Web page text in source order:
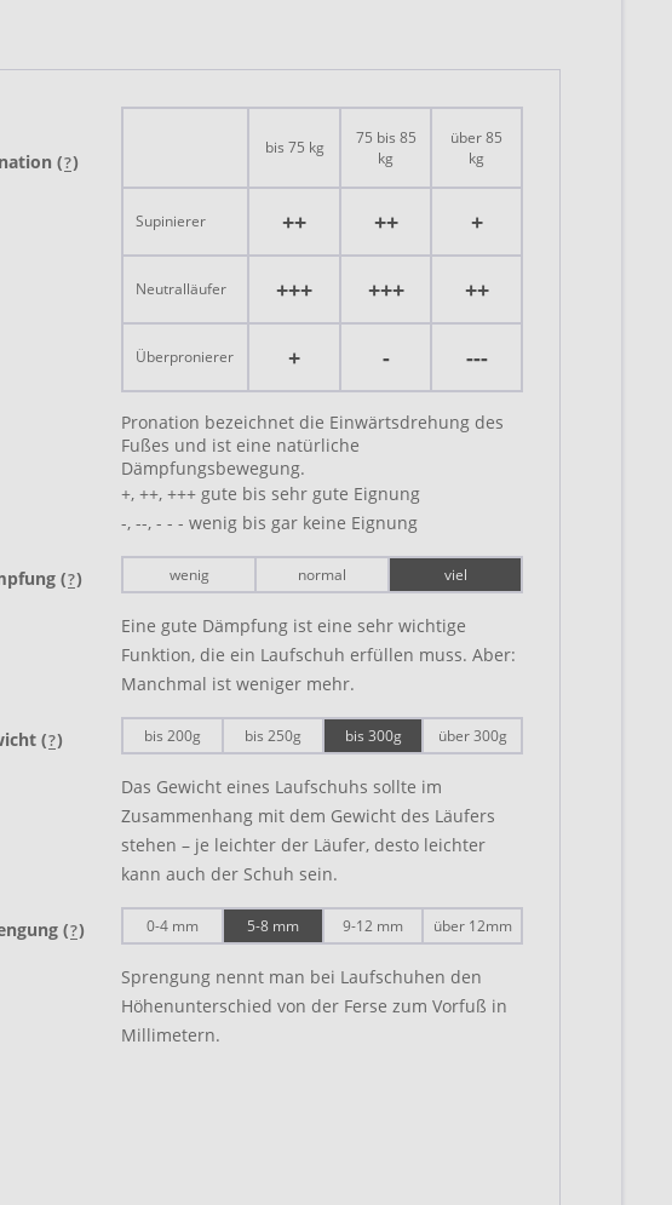
(?)
bis 75 kg
75 bis 85
kg
über 85
kg
Supinierer ++ ++ +
Neutralläufer +++ +++ ++
Überpronierer + - ---
Pronation bezeichnet die Einwärtsdrehung des
Fußes und ist eine natürliche
Dämpfungsbewegung.
+, ++, +++ gute bis sehr gute Eignung
-, --, - - - wenig bis gar keine Eignung
(?) wenig normal viel
Eine gute Dämpfung ist eine sehr wichtige
Funktion, die ein Laufschuh erfüllen muss. Aber:
Manchmal ist weniger mehr.
(?) bis 200g bis 250g bis 300g über 300g
Das Gewicht eines Laufschuhs sollte im
Zusammenhang mit dem Gewicht des Läufers
stehen – je leichter der Läufer, desto leichter
kann auch der Schuh sein.
(?) 0-4 mm 5-8 mm 9-12 mm über 12mm
Sprengung nennt man bei Laufschuhen den
Höhenunterschied von der Ferse zum Vorfuß in
Millimetern.